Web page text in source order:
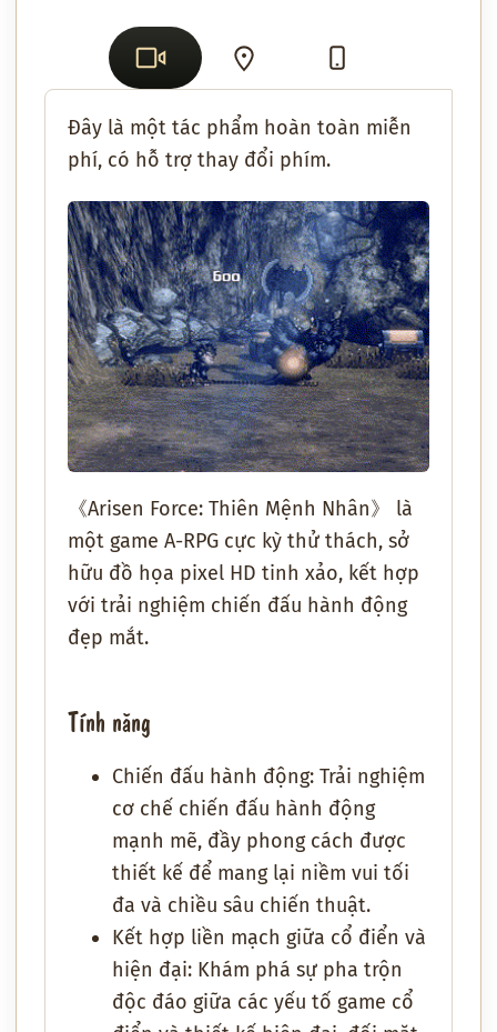
Đây là một tác phẩm hoàn toàn miễn
phí, có hỗ trợ thay đổi phím.
《Arisen Force: Thiên Mệnh Nhân》 là
một game A-RPG cực kỳ thử thách, sở
hữu đồ họa pixel HD tinh xảo, kết hợp
với trải nghiệm chiến đấu hành động
đẹp mắt.
Tính năng
Chiến đấu hành động: Trải nghiệm
cơ chế chiến đấu hành động
mạnh mẽ, đầy phong cách được
thiết kế để mang lại niềm vui tối
đa và chiều sâu chiến thuật.
Kết hợp liền mạch giữa cổ điển và
hiện đại: Khám phá sự pha trộn
độc đáo giữa các yếu tố game cổ